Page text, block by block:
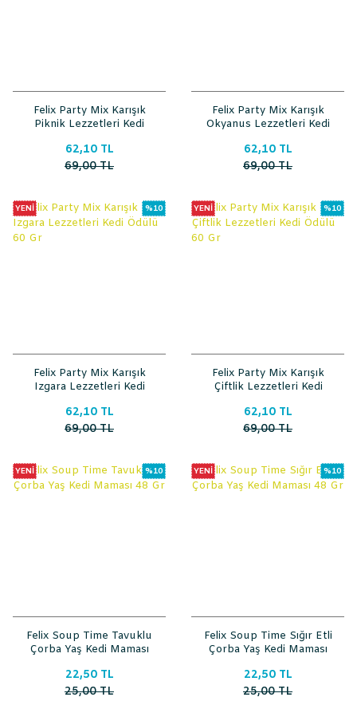
Felix Party Mix Karışık
Piknik Lezzetleri Kedi
62,10 TL
69,00 TL
Felix Party Mix Karışık
Okyanus Lezzetleri Kedi
62,10 TL
69,00 TL
YENİ %10
Felix Party Mix Karışık
Izgara Lezzetleri Kedi
62,10 TL
69,00 TL
YENİ %10
Felix Party Mix Karışık
Çiftlik Lezzetleri Kedi
62,10 TL
69,00 TL
YENİ %10
Felix Soup Time Tavuklu
Çorba Yaş Kedi Maması
22,50 TL
25,00 TL
YENİ %10
Felix Soup Time Sığır Etli
Çorba Yaş Kedi Maması
22,50 TL
25,00 TL